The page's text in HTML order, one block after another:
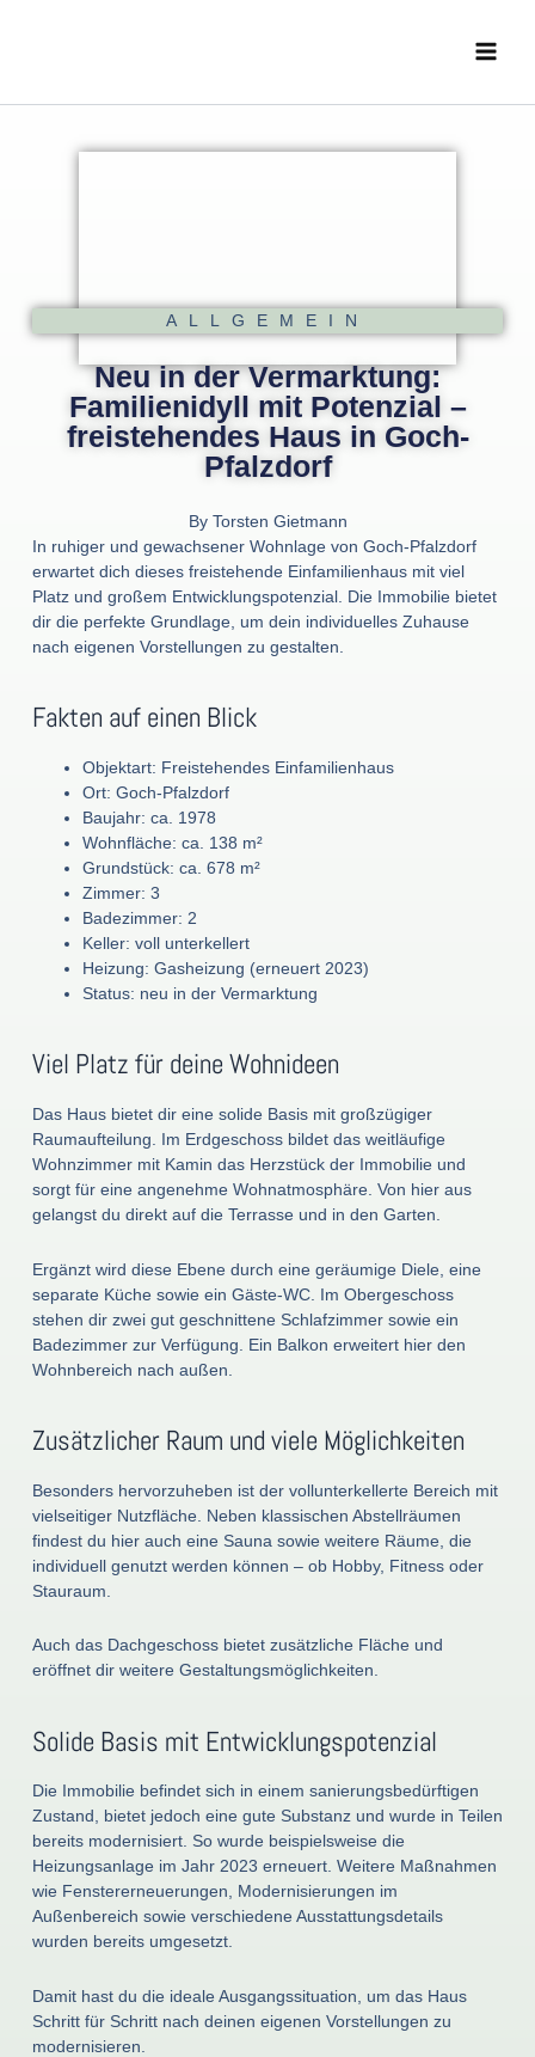
Menu
ALLGEMEIN
Neu in der Vermarktung:
Familienidyll mit Potenzial –
freistehendes Haus in Goch-
Pfalzdorf
ByTorsten Gietmann
In ruhiger und gewachsener Wohnlage von Goch-Pfalzdorf
erwartet dich dieses freistehende Einfamilienhaus mit viel
Platz und großem Entwicklungspotenzial. Die Immobilie bietet
dir die perfekte Grundlage, um dein individuelles Zuhause
nach eigenen Vorstellungen zu gestalten.
Fakten auf einen Blick
Objektart: Freistehendes Einfamilienhaus
Ort: Goch-Pfalzdorf
Baujahr: ca. 1978
Wohnfläche: ca. 138 m²
Grundstück: ca. 678 m²
Zimmer: 3
Badezimmer: 2
Keller: voll unterkellert
Heizung: Gasheizung (erneuert 2023)
Status: neu in der Vermarktung
Viel Platz für deine Wohnideen
Das Haus bietet dir eine solide Basis mit großzügiger
Raumaufteilung. Im Erdgeschoss bildet das weitläufige
Wohnzimmer mit Kamin das Herzstück der Immobilie und
sorgt für eine angenehme Wohnatmosphäre. Von hier aus
gelangst du direkt auf die Terrasse und in den Garten.
Ergänzt wird diese Ebene durch eine geräumige Diele, eine
separate Küche sowie ein Gäste-WC. Im Obergeschoss
stehen dir zwei gut geschnittene Schlafzimmer sowie ein
Badezimmer zur Verfügung. Ein Balkon erweitert hier den
Wohnbereich nach außen.
Zusätzlicher Raum und viele Möglichkeiten
Besonders hervorzuheben ist der vollunterkellerte Bereich mit
vielseitiger Nutzfläche. Neben klassischen Abstellräumen
findest du hier auch eine Sauna sowie weitere Räume, die
individuell genutzt werden können – ob Hobby, Fitness oder
Stauraum.
Auch das Dachgeschoss bietet zusätzliche Fläche und
eröffnet dir weitere Gestaltungsmöglichkeiten.
Solide Basis mit Entwicklungspotenzial
Die Immobilie befindet sich in einem sanierungsbedürftigen
Zustand, bietet jedoch eine gute Substanz und wurde in Teilen
bereits modernisiert. So wurde beispielsweise die
Heizungsanlage im Jahr 2023 erneuert. Weitere Maßnahmen
wie Fenstererneuerungen, Modernisierungen im
Außenbereich sowie verschiedene Ausstattungsdetails
wurden bereits umgesetzt.
Damit hast du die ideale Ausgangssituation, um das Haus
Schritt für Schritt nach deinen eigenen Vorstellungen zu
modernisieren.